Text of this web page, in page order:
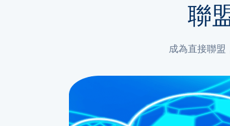
聯
成為直接聯盟